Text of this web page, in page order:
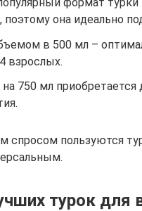
формат
поэтому она идеально
в 500 мл –
взрослых.
750 мл приобретается
пользуются
турок для